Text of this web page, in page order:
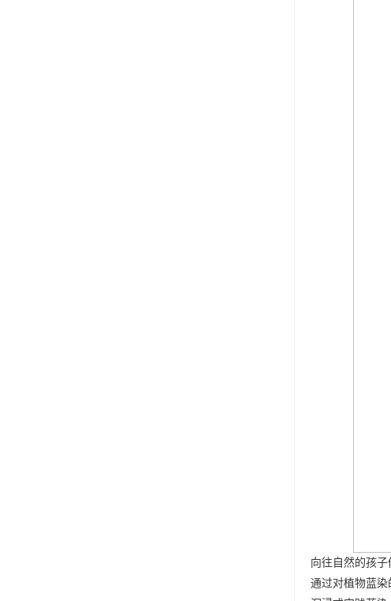
向往自然的孩子
通过对植物蓝染